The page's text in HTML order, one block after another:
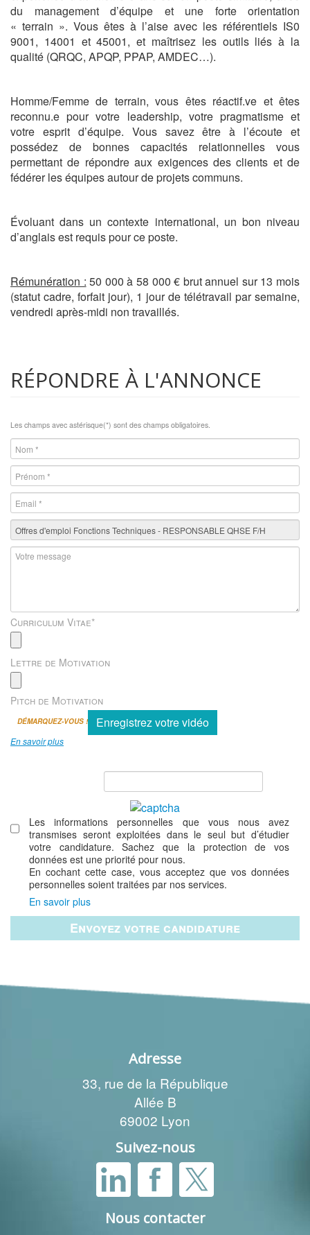
du management d’équipe et une forte orientation
« terrain ». Vous êtes à l’aise avec les référentiels IS0
9001, 14001 et 45001, et maîtrisez les outils liés à la
qualité (QRQC, APQP, PPAP, AMDEC…).
Homme/Femme de terrain, vous êtes réactif.ve et êtes
reconnu.e pour votre leadership, votre pragmatisme et
votre esprit d’équipe. Vous savez être à l’écoute et
possédez de bonnes capacités relationnelles vous
permettant de répondre aux exigences des clients et de
fédérer les équipes autour de projets communs.
Évoluant dans un contexte international, un bon niveau
d’anglais est requis pour ce poste.
Rémunération : 50 000 à 58 000 € brut annuel sur 13 mois
(statut cadre, forfait jour), 1 jour de télétravail par semaine,
vendredi après-midi non travaillés.
RÉPONDRE À L'ANNONCE
Les champs avec astérisque(*) sont des champs obligatoires.
Curriculum Vitae*
Lettre de Motivation
Pitch de Motivation
Enregistrez votre vidéo
DÉMARQUEZ-VOUS !
En savoir plus
Les informations personnelles que vous nous avez
transmises seront exploitées dans le seul but d’étudier
votre candidature. Sachez que la protection de vos
données est une priorité pour nous.
En cochant cette case, vous acceptez que vos données
personnelles soient traitées par nos services.
En savoir plus
Envoyez votre candidature
Adresse
33, rue de la République
Allée B
69002 Lyon
Suivez-nous
Nous contacter